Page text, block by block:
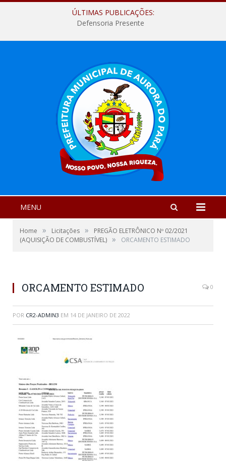
ÚLTIMAS PUBLICAÇÕES:
Defensoria Presente
MENU
Home » Licitações »
PREGÃO ELETRÔNICO Nº 02/2021
(AQUISIÇÃO DE COMBUSTÍVEL) » ORCAMENTO ESTIMADO
ORCAMENTO ESTIMADO 0
POR CR2-ADMIN3 EM 14 DE JANEIRO DE 2022